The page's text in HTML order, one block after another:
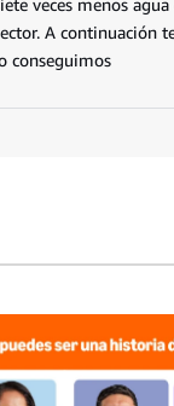
veces menos
A continuación
conseguimos